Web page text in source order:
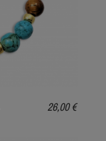
26,00 €